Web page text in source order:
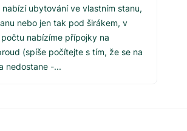
nabízí ubytování ve vlastním stanu,
nebo jen tak pod širákem, v
nabízíme přípojky na
(spíše počítejte s tím, že se na
nedostane -...